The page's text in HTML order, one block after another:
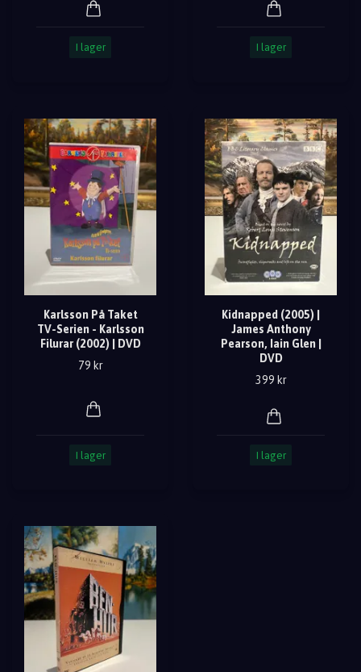
I lager I lager
Karlsson På Taket
TV-Serien - Karlsson
Filurar (2002) | DVD
79 kr
I lager
Kidnapped (2005) |
James Anthony
Pearson, Iain Glen |
DVD
399 kr
I lager